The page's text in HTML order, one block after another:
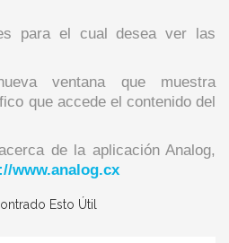
para el cual desea ver las
ventana que muestra
que accede el contenido del
de la aplicación Analog,
www.analog.cx
Esto Útil